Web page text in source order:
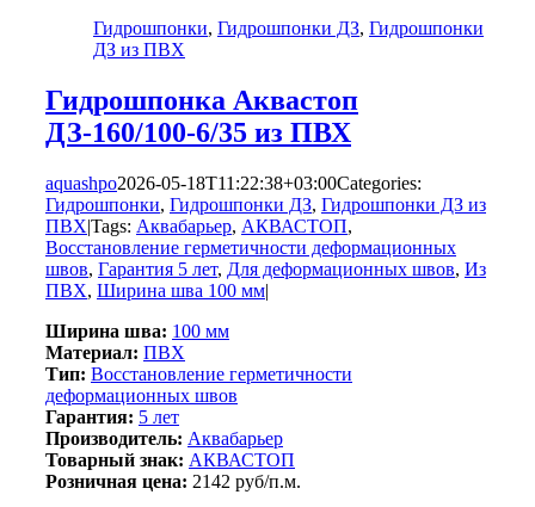
Гидрошпонки, Гидрошпонки ДЗ, Гидрошпонки
ДЗ из ПВХ
Гидрошпонка Аквастоп
ДЗ-160/100-6/35 из ПВХ
aquashpo2026-05-18T11:22:38+03:00Categories:
Гидрошпонки, Гидрошпонки ДЗ, Гидрошпонки ДЗ из
ПВХ|Tags: Аквабарьер, АКВАСТОП,
Восстановление герметичности деформационных
швов, Гарантия 5 лет, Для деформационных швов, Из
ПВХ, Ширина шва 100 мм|
Ширина шва: 100 мм
Материал: ПВХ
Тип: Восстановление герметичности
деформационных швов
Гарантия: 5 лет
Производитель: Аквабарьер
Товарный знак: АКВАСТОП
Розничная цена: 2142 руб/п.м.